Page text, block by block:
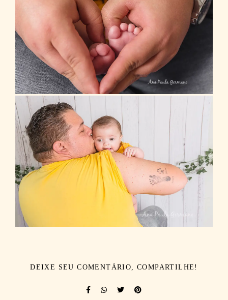
DEIXE SEU COMENTÁRIO, COMPARTILHE!